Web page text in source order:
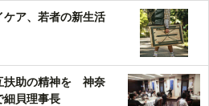
ア、若者の新生活
扶助の精神を 神奈
細貝理事長